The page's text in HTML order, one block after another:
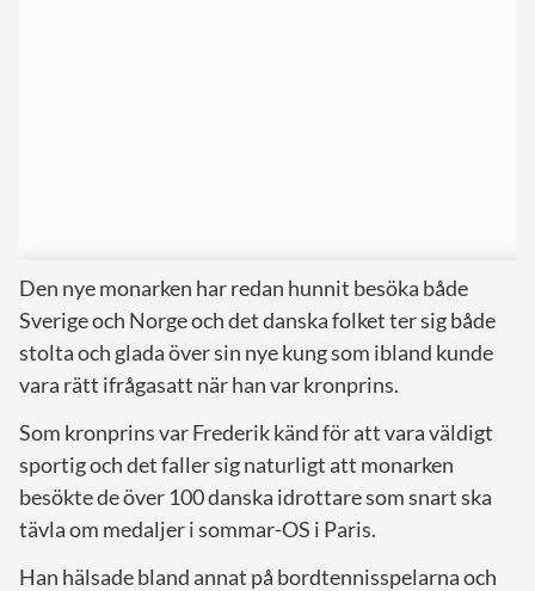
Den nye monarken har redan hunnit besöka både
Sverige och Norge och det danska folket ter sig både
stolta och glada över sin nye kung som ibland kunde
vara rätt ifrågasatt när han var kronprins.
Som kronprins var Frederik känd för att vara väldigt
sportig och det faller sig naturligt att monarken
besökte de över 100 danska idrottare som snart ska
tävla om medaljer i sommar-OS i Paris.
Han hälsade bland annat på bordtennisspelarna och